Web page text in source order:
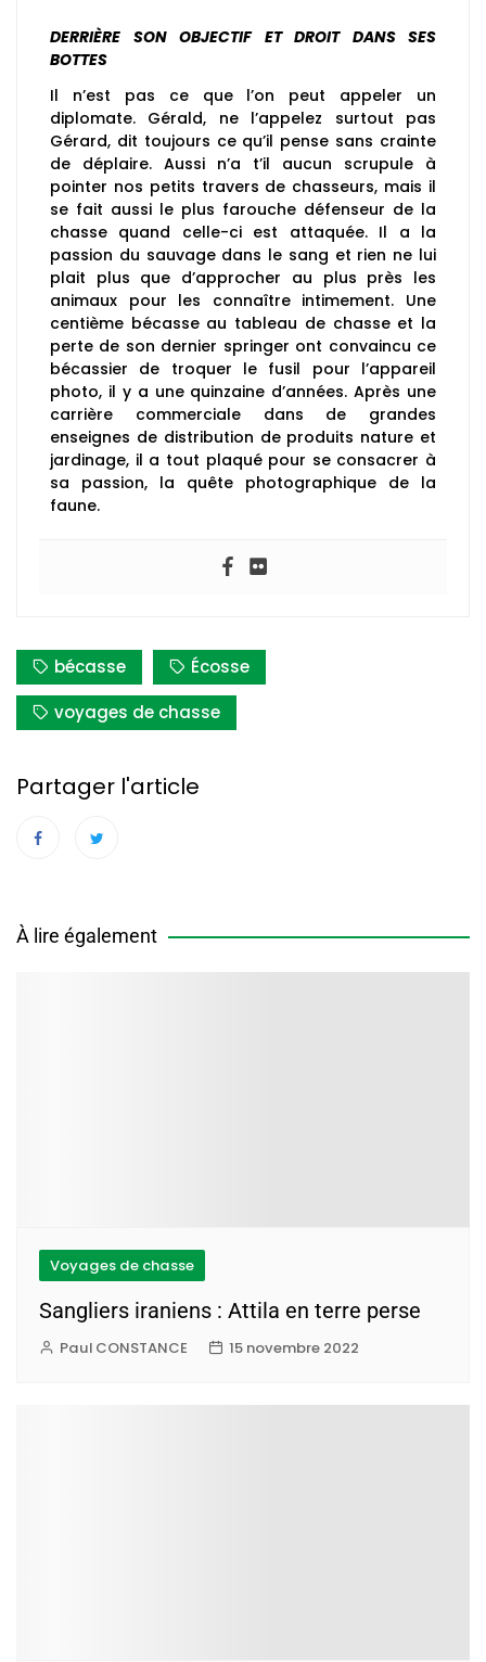
DERRIÈRE SON OBJECTIF ET DROIT DANS SES
BOTTES
Il n’est pas ce que l’on peut appeler un
diplomate. Gérald, ne l’appelez surtout pas
Gérard, dit toujours ce qu’il pense sans crainte
de déplaire. Aussi n’a t’il aucun scrupule à
pointer nos petits travers de chasseurs, mais il
se fait aussi le plus farouche défenseur de la
chasse quand celle-ci est attaquée. Il a la
passion du sauvage dans le sang et rien ne lui
plait plus que d’approcher au plus près les
animaux pour les connaître intimement. Une
centième bécasse au tableau de chasse et la
perte de son dernier springer ont convaincu ce
bécassier de troquer le fusil pour l’appareil
photo, il y a une quinzaine d’années. Après une
carrière commerciale dans de grandes
enseignes de distribution de produits nature et
jardinage, il a tout plaqué pour se consacrer à
sa passion, la quête photographique de la
faune.
bécasse
Écosse
voyages de chasse
Partager l'article
À lire également
Voyages de chasse
Sangliers iraniens : Attila en terre perse
Paul CONSTANCE 15 novembre 2022